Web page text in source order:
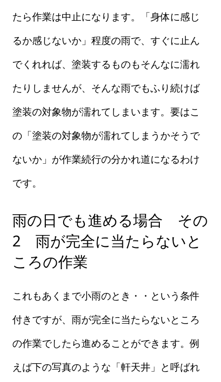
たら作業は中止になります。「身体に感じ
るか感じないか」程度の雨で、すぐに止ん
でくれれば、塗装するものもそんなに濡れ
たりしませんが、そんな雨でもふり続けば
塗装の対象物が濡れてしまいます。要はこ
の「塗装の対象物が濡れてしまうかそうで
ないか」が作業続行の分かれ道になるわけ
です。
雨の日でも進める場合 その
2 雨が完全に当たらないと
ころの作業
これもあくまで小雨のとき・・という条件
付きですが、雨が完全に当たらないところ
の作業でしたら進めることができます。例
えば下の写真のような「軒天井」と呼ばれ